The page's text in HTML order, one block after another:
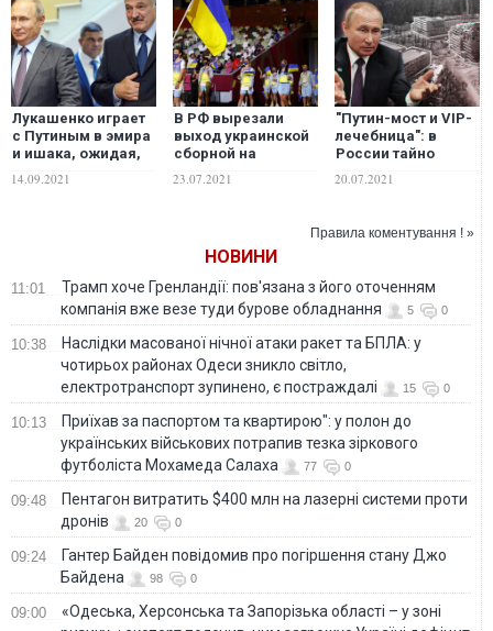
Лукашенко играет
с Путиным в эмира
и ишака, ожидая,
– военный эксперт
14.09.2021
В РФ вырезали
выход украинской
сборной на
23.07.2021
"Путин-мост и VIP-
лечебница": в
России тайно
комплекс почти за
20.07.2021
Правила коментування ! »
НОВИНИ
11:01
Трамп хоче Гренландії: пов'язана з його оточенням
компанія вже везе туди бурове обладнання
5 0
10:38
Наслідки масованої нічної атаки ракет та БПЛА: у
чотирьох районах Одеси зникло світло,
електротранспорт зупинено, є постраждалі
15 0
10:13
Приїхав за паспортом та квартирою": у полон до
українських військових потрапив тезка зіркового
футболіста Мохамеда Салаха
77 0
09:48
Пентагон витратить $400 млн на лазерні системи проти
дронів
20 0
09:24
Гантер Байден повідомив про погіршення стану Джо
Байдена
98 0
09:00
«Одеська, Херсонська та Запорізька області – у зоні